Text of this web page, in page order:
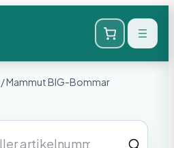
/ Mammut BIG-Bommar